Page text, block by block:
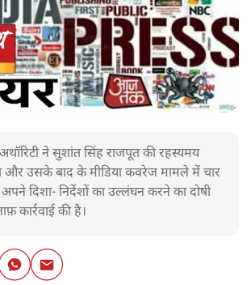
अथॉरिटी ने सुशांत सिंह राजपूत की रहस्यमय
और उसके बाद के मीडिया कवरेज मामले में चार
दिशा- निर्देशों का उल्लंघन करने का दोषी
कार्रवाई की है।